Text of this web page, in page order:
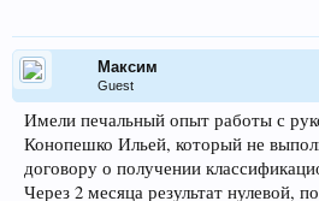
Максим
Guest
Имели печальный опыт работы с
Конопешко Ильей, который не
договору о получении
Через 2 месяца результат нулевой,